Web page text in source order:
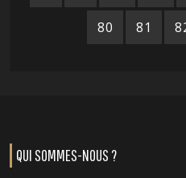
80 81
QUI SOMMES-NOUS ?